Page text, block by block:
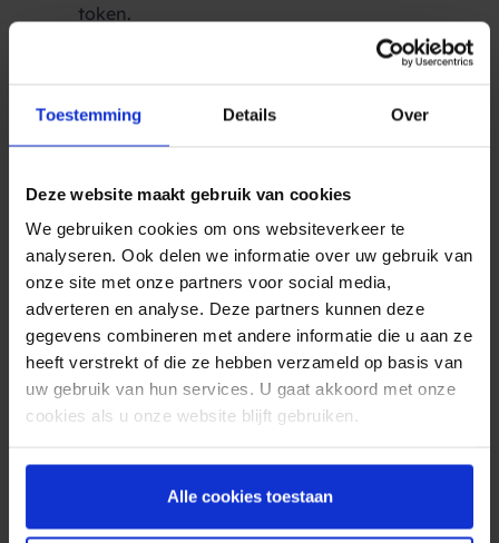
Toestemming Details Over
Deze website maakt gebruik van cookies
We gebruiken cookies om ons websiteverkeer te
analyseren. Ook delen we informatie over uw gebruik van
onze site met onze partners voor social media,
adverteren en analyse. Deze partners kunnen deze
gegevens combineren met andere informatie die u aan ze
heeft verstrekt of die ze hebben verzameld op basis van
uw gebruik van hun services. U gaat akkoord met onze
cookies als u onze website blijft gebruiken.
Alle cookies toestaan
token.
Jaarlijks voeren wij een pentest uit om de
(0, 7, 14, 30 of 90 dagen).
Al onze apparaten en belangrijke systemen
zijn beveiligd met een sterk wachtwoord en
tweestapsverificatie.
Wij gebruiken alleen sterke en complexe
wachtwoorden en zorgt dat deze veilig staan
genoteerd in een
vault.
Alle medewerkers van Spryng zijn gescreend
Verklaring Omtrent Goed gedrag (VOG).
Wij werken met een informatieclassificatie
systeem; iemands functie bepaalt wie er